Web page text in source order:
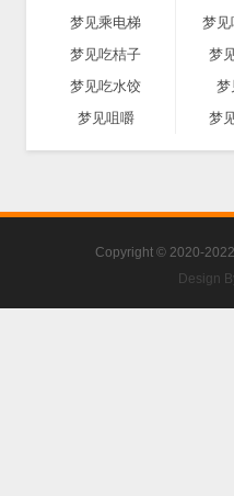
梦见乘电梯
梦见
梦见吃桔子
梦
梦见吃水饺
梦
梦见咀嚼
梦
Copyright © 2020-2022
Design